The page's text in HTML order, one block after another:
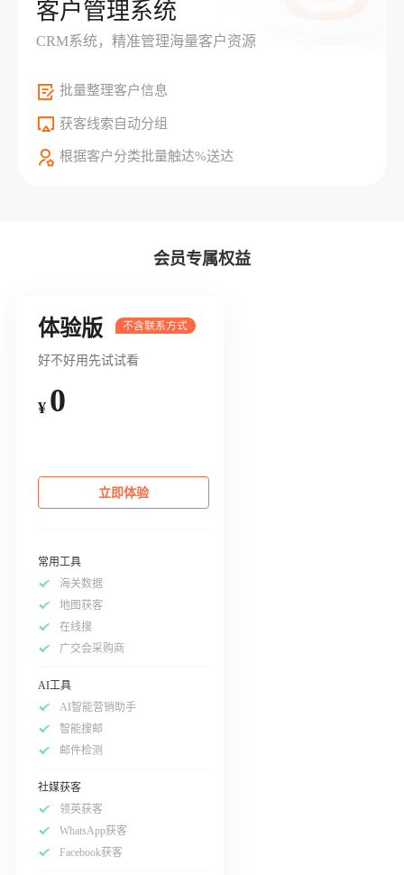
客户管理系统
CRM系统，精准管理海量客户资源
批量整理客户信息
获客线索自动分组
根据客户分类批量触达%送达
会员专属权益
体验版
好不好用先试试看
¥ 0
立即体验
常用工具
海关数据
地图获客
在线搜
广交会采购商
AI工具
AI智能营销助手
智能搜邮
邮件检测
社媒获客
领英获客
WhatsApp获客
Facebook获客